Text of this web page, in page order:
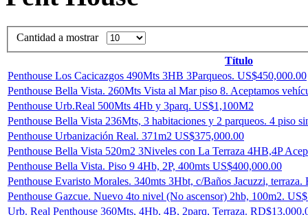
Cantidad a mostrar
Título
Penthouse Los Cacicazgos 490Mts 3HB 3Parqueos. US$450,000.00
Penthouse Bella Vista. 260Mts Vista al Mar piso 8. Aceptamos
Penthouse Urb.Real 500Mts 4Hb y 3parq. US$1,100M2
Penthouse Bella Vista 236Mts, 3 habitaciones y 2 parqueos. 4 piso
Penthouse Urbanización Real. 371m2 US$375,000.00
Penthouse Bella Vista 520m2 3Niveles con La Terraza 4HB,4P
Penthouse Bella Vista. Piso 9 4Hb, 2P, 400mts US$400,000.00
Penthouse Evaristo Morales. 340mts 3Hbt, c/Baños Jacuzzi, terraza.
Penthouse Gazcue. Nuevo 4to nivel (No ascensor) 2hb, 100m2.
Urb. Real Penthouse 360Mts, 4Hb, 4B, 2parq, Terraza.